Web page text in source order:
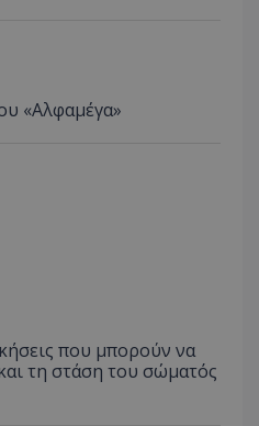
«Αλφαμέγα»
που μπορούν να
τη στάση του σώματός